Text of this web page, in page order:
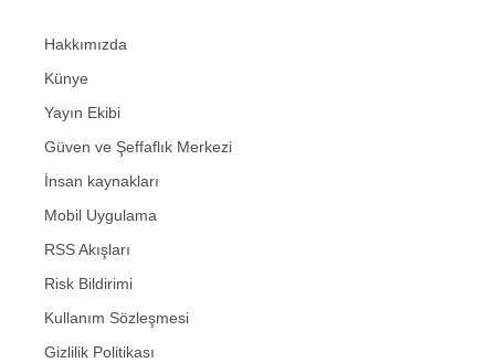
Hakkımızda
Künye
Yayın Ekibi
Güven ve Şeffaflık Merkezi
İnsan kaynakları
Mobil Uygulama
RSS Akışları
Risk Bildirimi
Kullanım Sözleşmesi
Gizlilik Politikası